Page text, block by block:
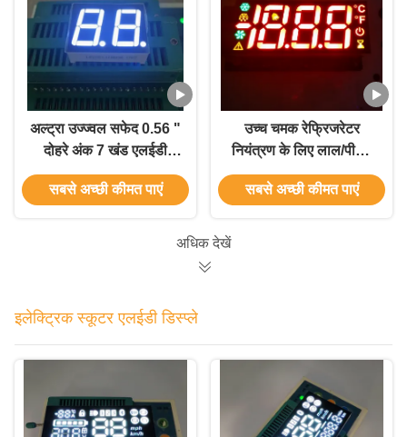
अल्ट्रा उज्ज्वल सफेद 0.56 "
दोहरे अंक 7 खंड एलईडी
डिस्प्ले उपकरण पैनल के लिए
आम एनोड
सबसे अच्छी कीमत पाएं
उच्च चमक रेफ्रिजरेटर
नियंत्रण के लिए लाल/पीला/
हरा अनुकूलित तीन अंकों 7
खंड एलईडी डिस्प्ले
सबसे अच्छी कीमत पाएं
अधिक देखें
इलेक्ट्रिक स्कूटर एलईडी डिस्प्ले